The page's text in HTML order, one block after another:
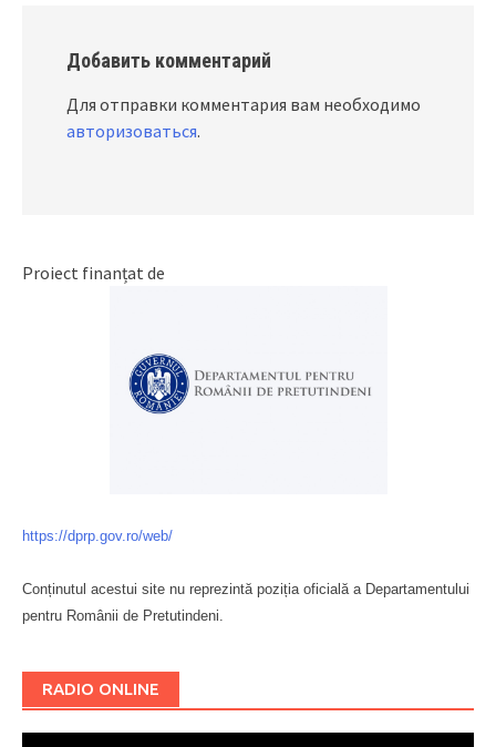
Добавить комментарий
Для отправки комментария вам необходимо
авторизоваться.
Proiect finanțat de
https://dprp.gov.ro/web/
Conținutul acestui site nu reprezintă poziția oficială a Departamentului
pentru Românii de Pretutindeni.
RADIO ONLINE